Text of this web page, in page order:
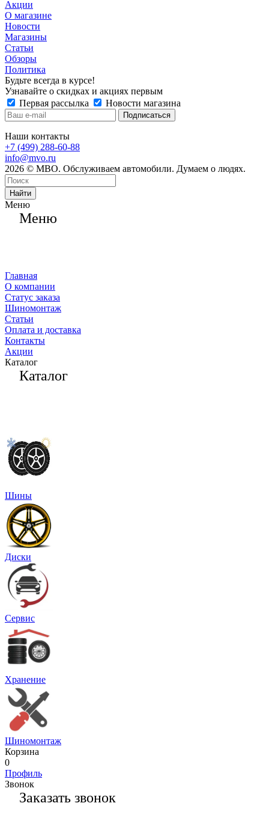
Акции
О магазине
Новости
Магазины
Статьи
Обзоры
Политика
Будьте всегда в курсе!
Узнавайте о скидках и акциях первым
Первая рассылка
Новости магазина
Наши контакты
+7 (499) 288-60-88
info@mvo.ru
2026 © МВО. Обслуживаем автомобили. Думаем о людях.
Найти
Меню
Меню
Главная
О компании
Статус заказа
Шиномонтаж
Статьи
Оплата и доставка
Контакты
Акции
Каталог
Каталог
Шины
Диски
Сервис
Хранение
Шиномонтаж
Корзина
0
Профиль
Звонок
Заказать звонок